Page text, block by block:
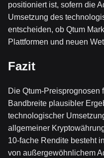
positioniert ist, sofern die
Umsetzung des
entscheiden, ob Qtum
Plattformen und neuen
Fazit
Die Qtum-Preisprognosen
Bandbreite plausibler
technologischer
allgemeiner
10-fache Rendite besteht
von außergewöhnlichem